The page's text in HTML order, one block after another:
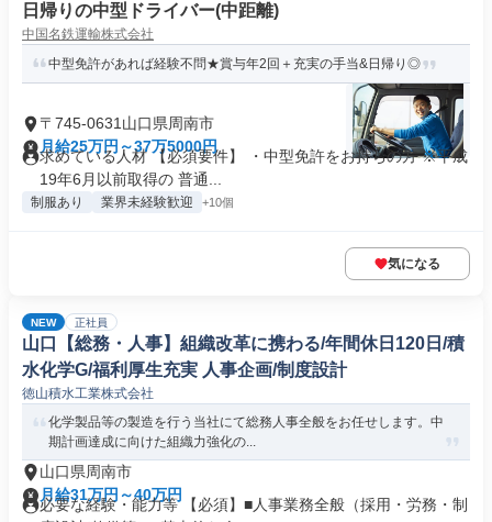
日帰りの中型ドライバー(中距離)
中国名鉄運輸株式会社
中型免許があれば経験不問★賞与年2回＋充実の手当&日帰り◎
〒745-0631山口県周南市
月給25万円～37万5000円
求めている人材 【必須要件】 ・中型免許をお持ちの方 ※平成
19年6月以前取得の 普通...
制服あり 業界未経験歓迎 +10個
気になる
NEW 正社員
山口【総務・人事】組織改革に携わる/年間休日120日/積
水化学G/福利厚生充実 人事企画/制度設計
徳山積水工業株式会社
化学製品等の製造を行う当社にて総務人事全般をお任せします。中
期計画達成に向けた組織力強化の...
山口県周南市
月給31万円～40万円
必要な経験・能力等 【必須】■人事業務全般（採用・労務・制